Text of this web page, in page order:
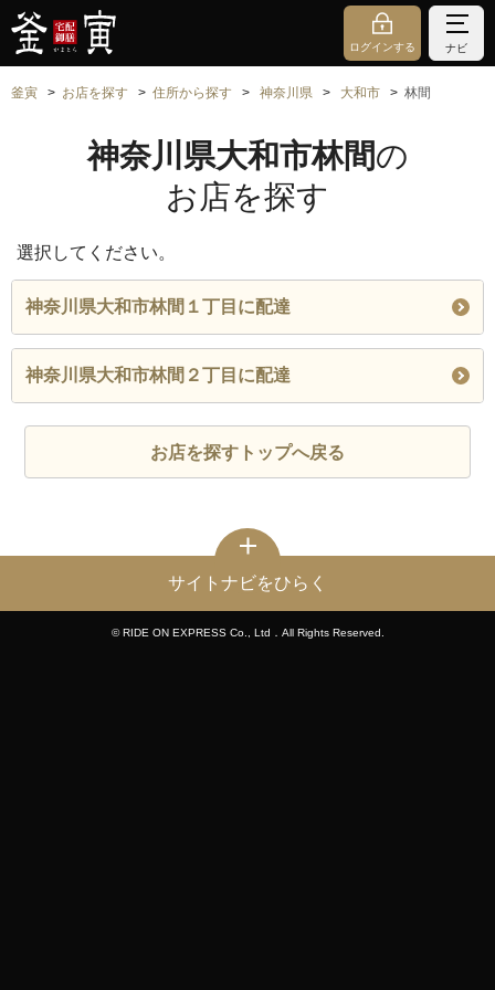
ログインする ナビ
釜寅 お店を探す 住所から探す 神奈川県 大和市 林間
神奈川県大和市林間の
お店を探す
選択してください。
神奈川県大和市林間１丁目に配達
神奈川県大和市林間２丁目に配達
お店を探すトップへ戻る
サイトナビをひらく
© RIDE ON EXPRESS Co., Ltd．All Rights Reserved.